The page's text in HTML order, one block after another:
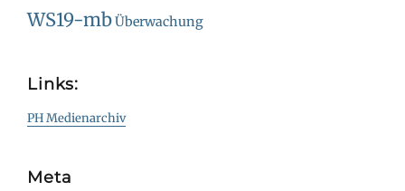
WS19-mbÜberwachung
Links:
PH Medienarchiv
Meta